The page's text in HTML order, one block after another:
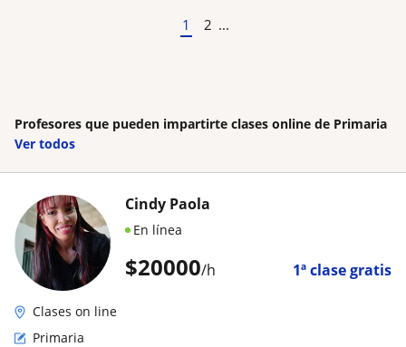
1 2 ...
Profesores que pueden impartirte clases online de Primaria
Ver todos
$20000/h 1ª clase gratis
Cindy Paola
En línea
Clases on line
Primaria